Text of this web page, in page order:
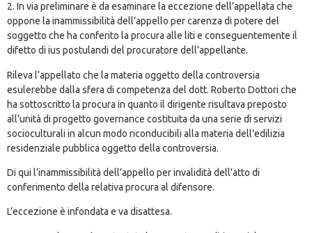
2. In via preliminare è da esaminare la eccezione dell’appellata che
oppone la inammissibilità dell’appello per carenza di potere del
soggetto che ha conferito la procura alle liti e conseguentemente il
difetto di ius postulandi del procuratore dell’appellante.
Rileva l’appellato che la materia oggetto della controversia
esulerebbe dalla sfera di competenza del dott. Roberto Dottori che
ha sottoscritto la procura in quanto il dirigente risultava preposto
all’unità di progetto governance costituita da una serie di servizi
socioculturali in alcun modo riconducibili alla materia dell’edilizia
residenziale pubblica oggetto della controversia.
Di qui l’inammissibilità dell’appello per invalidità dell’atto di
conferimento della relativa procura al difensore.
L’eccezione è infondata e va disattesa.